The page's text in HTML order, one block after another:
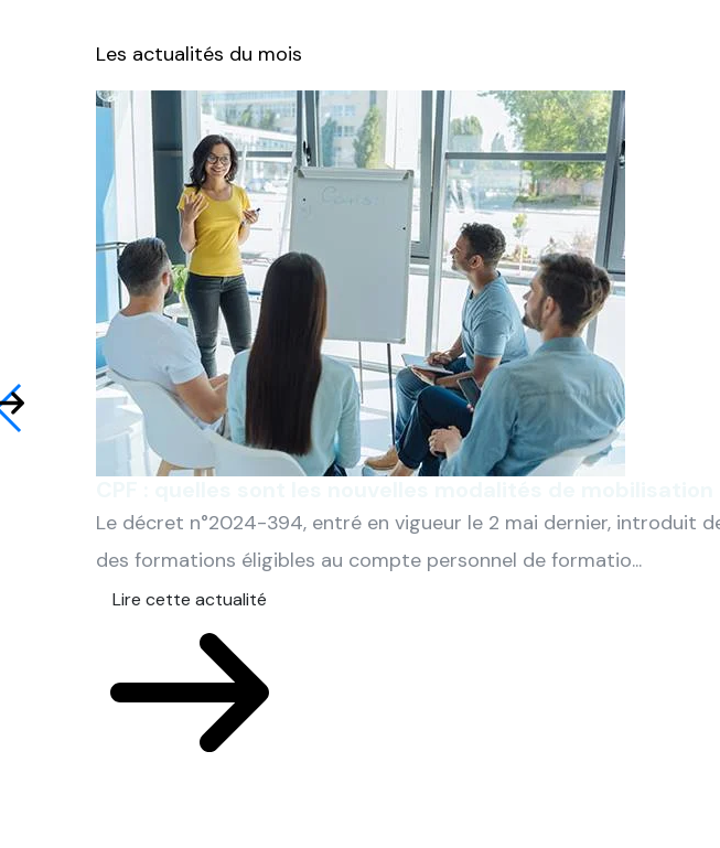
Les actualités du mois
Le décret n°2024-394, entré en vigueur le 2 mai dernier, introduit
des formations éligibles au compte personnel de formatio...
Lire cette actualité